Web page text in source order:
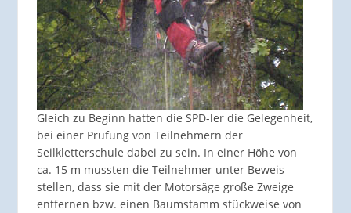
Gleich zu Beginn hatten die SPD-ler die Gelegenheit,
bei einer Prüfung von Teilnehmern der
Seilkletterschule dabei zu sein. In einer Höhe von
ca. 15 m mussten die Teilnehmer unter Beweis
stellen, dass sie mit der Motorsäge große Zweige
entfernen bzw. einen Baumstamm stückweise von